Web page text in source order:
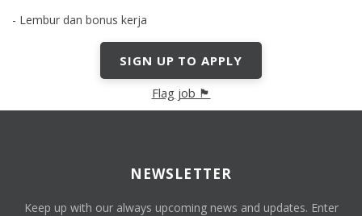
- Lembur dan bonus kerja
SIGN UP TO APPLY
Flag job 🏴
NEWSLETTER
Keep up with our always upcoming news and updates. Enter